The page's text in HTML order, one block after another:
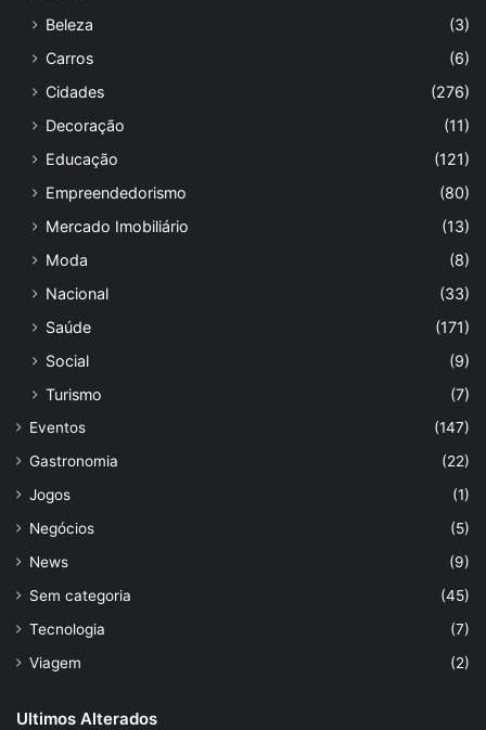
Beleza
(3)
Carros
(6)
Cidades
(276)
Decoração
(11)
Educação
(121)
Empreendedorismo
(80)
Mercado Imobiliário
(13)
Moda
(8)
Nacional
(33)
Saúde
(171)
Social
(9)
Turismo
(7)
Eventos
(147)
Gastronomia
(22)
Jogos
(1)
Negócios
(5)
News
(9)
Sem categoria
(45)
Tecnologia
(7)
Viagem
(2)
Ultimos Alterados